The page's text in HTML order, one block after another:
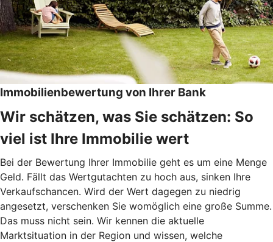
Immobilienbewertung von Ihrer Bank
Wir schätzen, was Sie schätzen: So
viel ist Ihre Immobilie wert
Bei der Bewertung Ihrer Immobilie geht es um eine Menge
Geld. Fällt das Wertgutachten zu hoch aus, sinken Ihre
Verkaufschancen. Wird der Wert dagegen zu niedrig
angesetzt, verschenken Sie womöglich eine große Summe.
Das muss nicht sein. Wir kennen die aktuelle
Marktsituation in der Region und wissen, welche